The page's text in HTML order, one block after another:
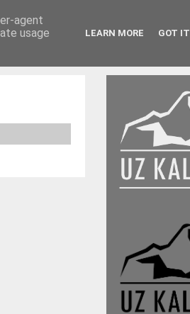
agent
usage
LEARN MORE GOT IT